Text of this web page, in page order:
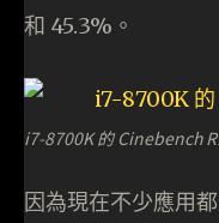
和 45.3%。
i7-8700K 的 Cinebench
因為現在不少應用